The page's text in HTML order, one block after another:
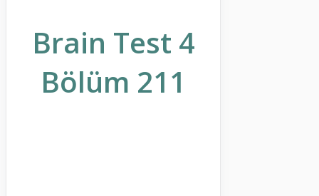
Brain Test 4
Bölüm 211